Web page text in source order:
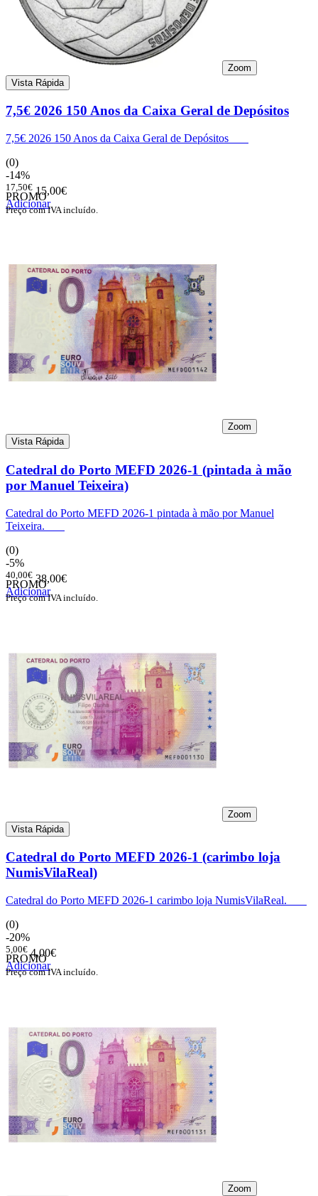
Zoom
Vista Rápida
7,5€ 2026 150 Anos da Caixa Geral de Depósitos
7,5€ 2026 150 Anos da Caixa Geral de Depósitos
(0)
-14%
17,50€ 15,00€
Adicionar
PROMO
Preço com IVA incluído.
Zoom
Vista Rápida
Catedral do Porto MEFD 2026-1 (pintada à mão
por Manuel Teixeira)
Catedral do Porto MEFD 2026-1 pintada à mão por Manuel
Teixeira.
(0)
-5%
40,00€ 38,00€
Adicionar
PROMO
Preço com IVA incluído.
Zoom
Vista Rápida
Catedral do Porto MEFD 2026-1 (carimbo loja
NumisVilaReal)
Catedral do Porto MEFD 2026-1 carimbo loja NumisVilaReal.
(0)
-20%
5,00€ 4,00€
Adicionar
PROMO
Preço com IVA incluído.
Zoom